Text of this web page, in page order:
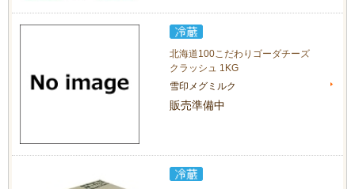
北海道100こだわりゴーダチーズ
クラッシュ 1KG
雪印メグミルク
販売準備中